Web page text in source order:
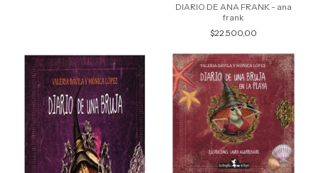
DIARIO DE ANA FRANK - ana
frank
$22.500,00